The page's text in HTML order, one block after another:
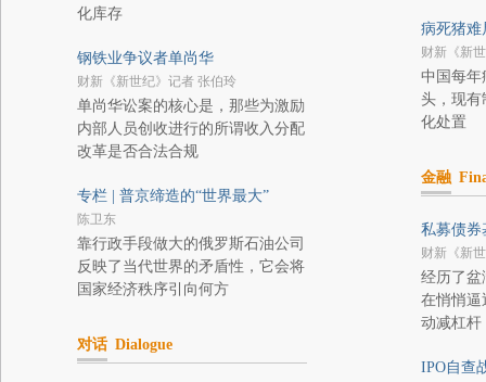
化库存
钢铁业争议者单尚华
财新《新世纪》记者 张伯玲
单尚华讼案的核心是，那些为激励
内部人员创收进行的所谓收入分配
改革是否合法合规
专栏 | 普京缔造的“世界最大”
陈卫东
靠行政手段做大的俄罗斯石油公司
反映了当代世界的矛盾性，它会将
国家经济秩序引向何方
对话 Dialogue
病死猪难
财新《新
中国每年
头，现有
化处置
金融
私募债券
财新《新
经历了盆
在悄悄逼
动减杠杆
IPO自查